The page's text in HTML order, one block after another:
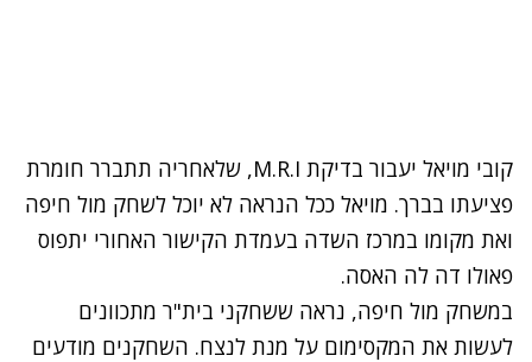
קובי מויאל יעבור בדיקת M.R.I, שלאחריה תתברר חומרת
פציעתו בברך. מויאל ככל הנראה לא יוכל לשחק מול חיפה
ואת מקומו במרכז השדה בעמדת הקישור האחורי יתפוס
פאולו דה לה האסה.
במשחק מול חיפה, נראה ששחקני בית"ר מתכוונים
לעשות את המקסימום על מנת לנצח. השחקנים מודעים